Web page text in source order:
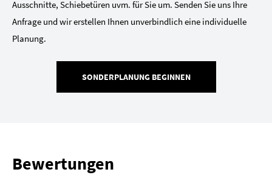
Ausschnitte, Schiebetüren uvm. für Sie um. Senden Sie uns Ihre
Anfrage und wir erstellen Ihnen unverbindlich eine individuelle
Planung.
SONDERPLANUNG BEGINNEN
Bewertungen